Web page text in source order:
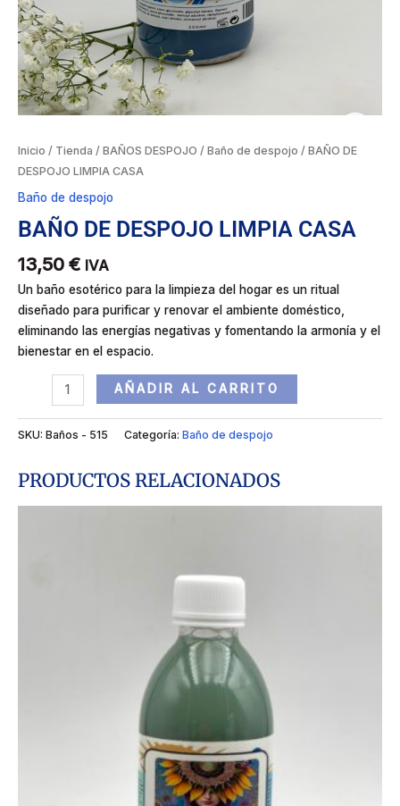
Inicio / Tienda / BAÑOS DESPOJO / Baño de despojo / BAÑO DE
DESPOJO LIMPIA CASA
Baño de despojo
BAÑO DE DESPOJO LIMPIA CASA
13,50 € IVA
Un baño esotérico para la limpieza del hogar es un ritual
diseñado para purificar y renovar el ambiente doméstico,
eliminando las energías negativas y fomentando la armonía y el
bienestar en el espacio.
AÑADIR AL CARRITO
SKU: Baños - 515 Categoría: Baño de despojo
PRODUCTOS RELACIONADOS